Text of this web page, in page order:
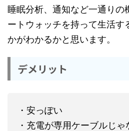
睡眠分析、通知など一通りの
ートウォッチを持って生活す
かがわかるかと思います。
デメリット
・安っぽい
・充電が専用ケーブルじ